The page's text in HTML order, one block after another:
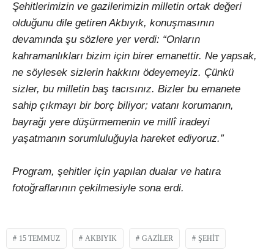
Şehitlerimizin ve gazilerimizin milletin ortak değeri
olduğunu dile getiren Akbıyık, konuşmasının
devamında şu sözlere yer verdi: “Onların
kahramanlıkları bizim için birer emanettir. Ne yapsak,
ne söylesek sizlerin hakkını ödeyemeyiz. Çünkü
sizler, bu milletin baş tacısınız. Bizler bu emanete
sahip çıkmayı bir borç biliyor; vatanı korumanın,
bayrağı yere düşürmemenin ve millî iradeyi
yaşatmanın sorumluluğuyla hareket ediyoruz.”
Program, şehitler için yapılan dualar ve hatıra
fotoğraflarının çekilmesiyle sona erdi.
15 TEMMUZ AKBIYIK GAZILER ŞEHIT